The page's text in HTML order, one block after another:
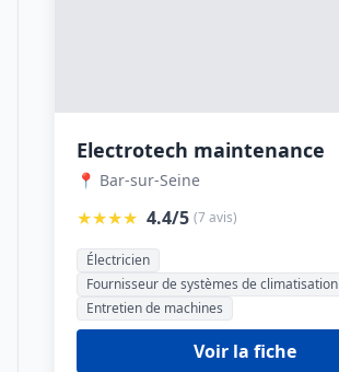
Electrotech maintenance
📍 Bar-sur-Seine
★★★★ 4.4/5 (7 avis)
Électricien
Fournisseur de systèmes de climatisation
Entretien de machines
Voir la fiche